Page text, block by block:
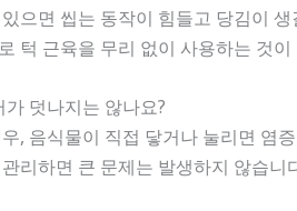
으면 씹는 동작이 힘들고 당김이
턱 근육을 무리 없이 사용하는 것
덧나지는 않나요?
, 음식물이 직접 닿거나 눌리면 염
리하면 큰 문제는 발생하지 않습니